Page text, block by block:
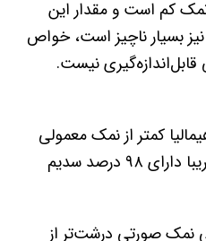
کم است و مقدار این
بسیار ناچیز است، خواص
نیست.
کمتر از نمک معمولی
سدیم دارد؛ هر چند هر دو تقریبا دارای ۹۸ درصد سدیم
نمک‌ صورتی درشت‌تر از